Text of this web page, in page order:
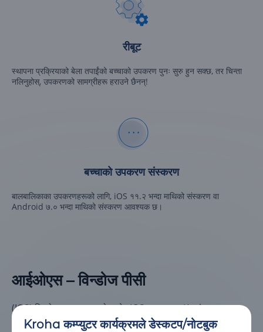
रीबूट
स्थापना प्रक्रियाको बेला तपाईंको बच्चाको उपकरण पुनः सुरु हुन सक्छ, तर चिन्ता
नलिनुहोस्, उपकरणको सामग्रीहरू हराउने छैनन्!
बच्चाको उपकरण संस्करण
बालबालिकाका उपकरणहरूको लागि, iOS ११.२ भन्दा माथिको संस्करण वा
Android ७.० भन्दा माथिको संस्करण आवश्यक छ।
आईओएस – विन्डोज पीसी
(IOS) विन्डोज कम्प्युटर प्रयोग गरेर IOS उपकरणमा Kroha
Advanced इन्स्टल गर्ने भिडियो निर्देशनहरू।
Kroha कम्प्युटर कार्यक्रमले डेस्कटप/नोटबुक